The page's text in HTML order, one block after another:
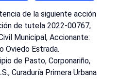
de la siguiente acción
de tutela 2022-00767,
Municipal, Accionante:
Oviedo Estrada.
de Pasto, Corponariño,
Curaduría Primera Urbana